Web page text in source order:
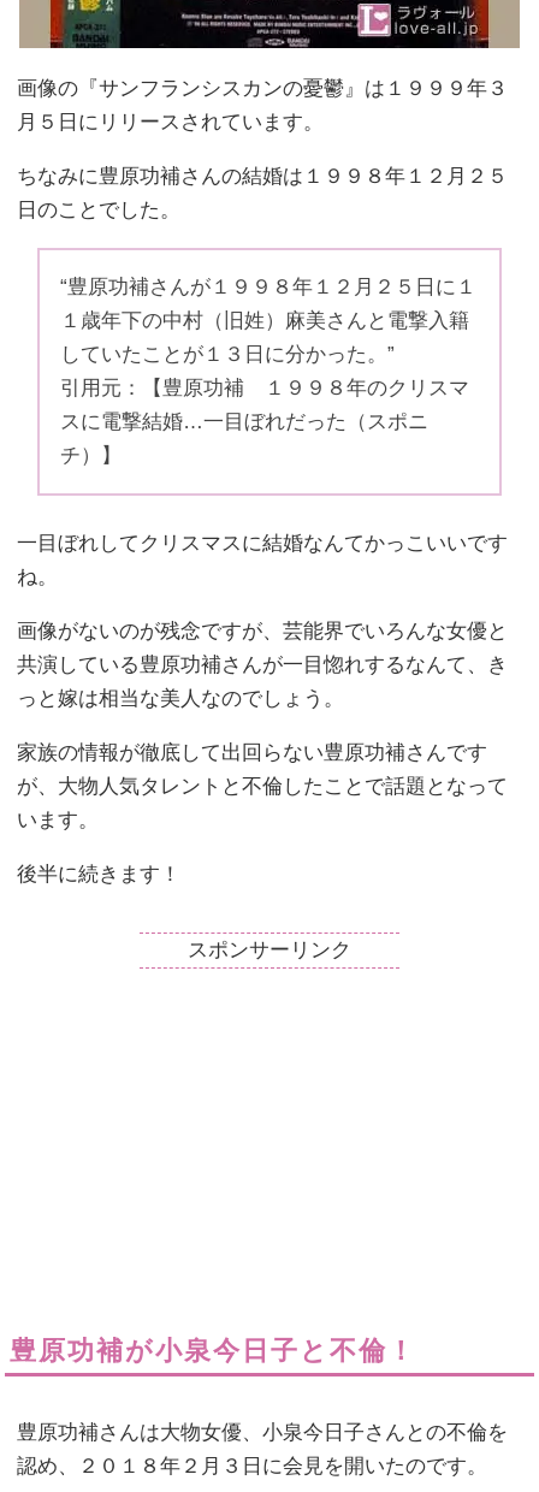
画像の『サンフランシスカンの憂鬱』は１９９９年３
月５日にリリースされています。
ちなみに豊原功補さんの結婚は１９９８年１２月２５
日のことでした。
“豊原功補さんが１９９８年１２月２５日に１
１歳年下の中村（旧姓）麻美さんと電撃入籍
していたことが１３日に分かった。”
引用元：【豊原功補 １９９８年のクリスマ
スに電撃結婚…一目ぼれだった（スポニ
チ）】
一目ぼれしてクリスマスに結婚なんてかっこいいです
ね。
画像がないのが残念ですが、芸能界でいろんな女優と
共演している豊原功補さんが一目惚れするなんて、き
っと嫁は相当な美人なのでしょう。
家族の情報が徹底して出回らない豊原功補さんです
が、大物人気タレントと不倫したことで話題となって
います。
後半に続きます！
スポンサーリンク
豊原功補が小泉今日子と不倫！
豊原功補さんは大物女優、小泉今日子さんとの不倫を
認め、２０１８年２月３日に会見を開いたのです。